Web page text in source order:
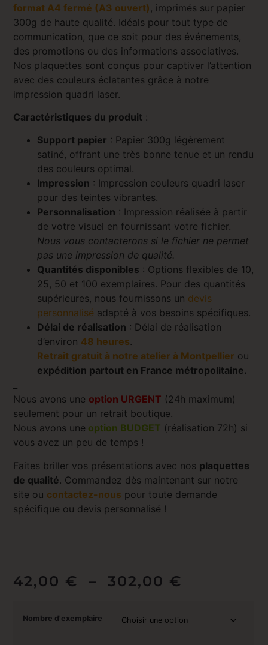
format A4 fermé (A3 ouvert) , imprimés sur papier
300g de haute qualité. Idéals pour tout type de
communication, que ce soit pour des événements,
des promotions ou des informations associatives.
Nos plaquettes sont conçus pour captiver l’attention
avec des couleurs éclatantes grâce à notre
impression quadri laser.
Caractéristiques du produit :
Support papier : Papier 300g légèrement
satiné, offrant une très bonne tenue et un rendu
des couleurs optimal.
Impression : Impression couleurs quadri laser
pour des teintes vibrantes.
Personnalisation : Impression réalisée à partir
de votre visuel en fournissant votre fichier.
Nous vous contacterons si le fichier ne permet
pas une impression de qualité.
Quantités disponibles : Options flexibles de 10,
25, 50 et 100 exemplaires. Pour des quantités
supérieures, nous fournissons un devis
personnalisé adapté à vos besoins spécifiques.
Délai de réalisation : Délai de réalisation
d’environ 48 heures.
Retrait gratuit à notre atelier à Montpellier ou
expédition partout en France métropolitaine.
Nous avons une option URGENT (24h maximum)
seulement pour un retrait boutique.
Nous avons une option BUDGET (réalisation 72h) si
vous avez un peu de temps !
Faites briller vos présentations avec nos plaquettes
de qualité. Commandez dès maintenant sur notre
site ou contactez-nous pour toute demande
spécifique ou devis personnalisé !
42,00 € – 302,00 €
Nombre d'exemplaire